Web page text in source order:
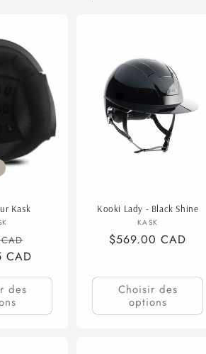
Kask
:
promotionnel
CAD
des
Kooki Lady - Black Shine
Fournisseur :
KASK
Prix
$569.00 CAD
Choisir des
options